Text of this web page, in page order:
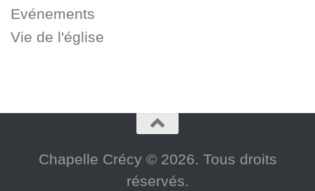
Evénements
Vie de l'église
Chapelle Crécy © 2026. Tous droits
réservés.